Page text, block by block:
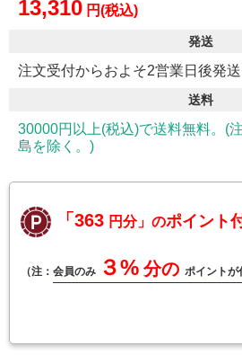
13,310 円(税込)
発送
注文受付からおよそ2営業日後発送
送料
30000円以上(税込)で送料無料。(
島を除く。)
「363 円分」のポイント
（注： 会員のみ ３% 分の ポイントが